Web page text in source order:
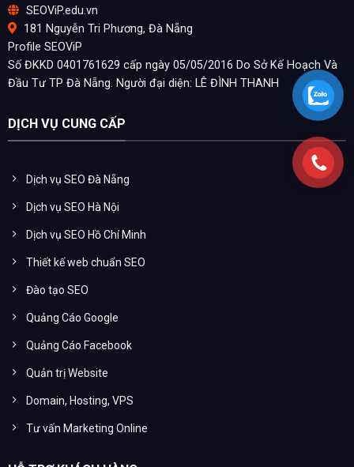
SEOViP.edu.vn
181 Nguyễn Tri Phương, Đà Nẵng
Profile SEOViP
Số ĐKKD 0401761629 cấp ngày 05/05/2016 Do Sở Kế Hoạch Và
Đầu Tư TP Đà Nẵng. Người đại diện: LÊ ĐÌNH THANH
DỊCH VỤ CUNG CẤP
Dịch vụ SEO Đà Nẵng
Dịch vụ SEO Hà Nội
Dịch vụ SEO Hồ Chí Minh
Thiết kế web chuẩn SEO
Đào tạo SEO
Quảng Cáo Google
Quảng Cáo Facebook
Quản trị Website
Domain, Hosting, VPS
Tư vấn Marketing Online